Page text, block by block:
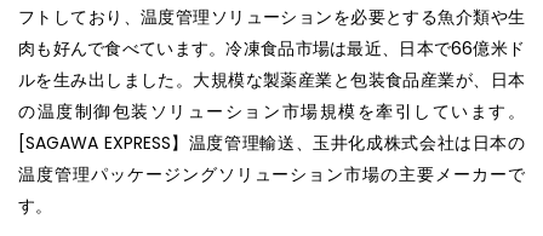
フトしており、温度管理ソリューションを必要とする魚介類や生
肉も好んで食べています。冷凍食品市場は最近、日本で66億米ド
ルを生み出しました。大規模な製薬産業と包装食品産業が、日本
の温度制御包装ソリューション市場規模を牽引しています。
[SAGAWA EXPRESS】温度管理輸送、玉井化成株式会社は日本の
温度管理パッケージングソリューション市場の主要メーカーで
す。